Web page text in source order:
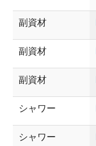
副資材
副資材
副資材
シャワー
シャワー